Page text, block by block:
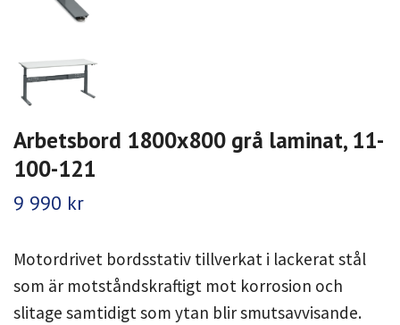
Arbetsbord 1800x800 grå laminat, 11-
100-121
9 990 kr
Motordrivet bordsstativ tillverkat i lackerat stål
som är motståndskraftigt mot korrosion och
slitage samtidigt som ytan blir smutsavvisande.